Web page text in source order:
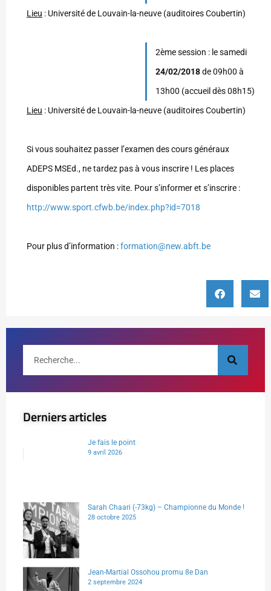
Lieu : Université de Louvain-la-neuve (auditoires Coubertin)
2ème session : le samedi
24/02/2018de 09h00 à
13h00 (accueil dès 08h15)
Lieu : Université de Louvain-la-neuve (auditoires Coubertin)
Si vous souhaitez passer l’examen des cours généraux
ADEPS MSEd., ne tardez pas à vous inscrire ! Les places
disponibles partent très vite. Pour s’informer et s’inscrire :
http://www.sport.cfwb.be/index.php?id=7018
Pour plus d’information :formation@new.abft.be
Derniers articles
Je fais le point
9 avril 2026
Sarah Chaari (-73kg) – Championne du Monde !
28 octobre 2025
Jean-Martial Ossohou promu 8e Dan
2 septembre 2024